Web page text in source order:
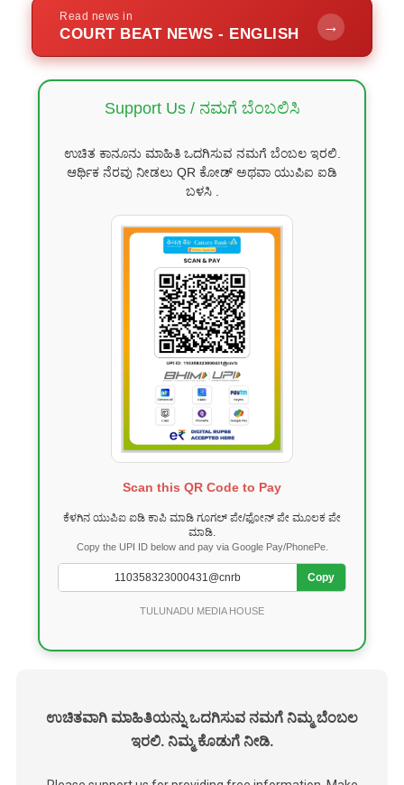
Read news in
COURT BEAT NEWS - ENGLISH →
Support Us / ನಮಗೆ ಬೆಂಬಲಿಸಿ
ಉಚಿತ ಕಾನೂನು ಮಾಹಿತಿ ಒದಗಿಸುವ ನಮಗೆ ಬೆಂಬಲ ಇರಲಿ.
ಆರ್ಥಿಕ ನೆರವು ನೀಡಲು QR ಕೋಡ್ ಅಥವಾ ಯುಪಿಐ ಐಡಿ
ಬಳಸಿ .
Scan this QR Code to Pay
ಕೆಳಗಿನ ಯುಪಿಐ ಐಡಿ ಕಾಪಿ ಮಾಡಿ ಗೂಗಲ್ ಪೇ/ಫೋನ್ ಪೇ ಮೂಲಕ ಪೇ
ಮಾಡಿ.
Copy the UPI ID below and pay via Google Pay/PhonePe.
Copy
TULUNADU MEDIA HOUSE
ಉಚಿತವಾಗಿ ಮಾಹಿತಿಯನ್ನು ಒದಗಿಸುವ ನಮಗೆ ನಿಮ್ಮ ಬೆಂಬಲ
ಇರಲಿ. ನಿಮ್ಮ ಕೊಡುಗೆ ನೀಡಿ.